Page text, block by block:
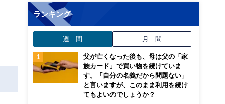
ランキング
週 間 月 間
父が亡くなった後も、母は父の「家
族カード」で買い物を続けていま
す。「自分の名義だから問題ない」
と言いますが、このまま利用を続け
てもよいのでしょうか？